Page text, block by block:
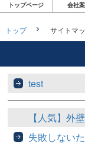
トップページ 会社
トップ サイトマ
test
【人気】外
失敗しない